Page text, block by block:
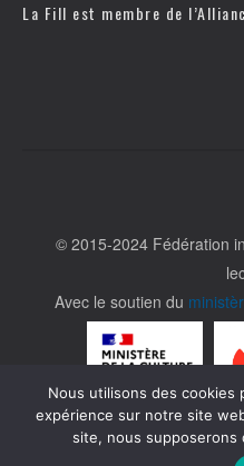
La Fill est membre de l’
© 2015-2024 Fédération
Avec le soutien du
Nous utilisons des cookies
expérience sur notre site
site, nous supposerons